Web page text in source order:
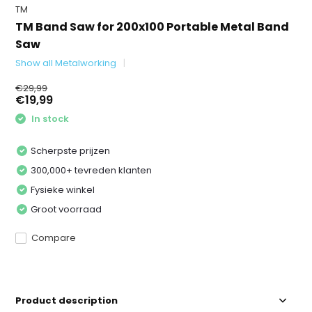
TM
TM Band Saw for 200x100 Portable Metal Band
Saw
Show all Metalworking
€29,99
€19,99
In stock
Scherpste prijzen
300,000+ tevreden klanten
Fysieke winkel
Groot voorraad
Compare
Product description